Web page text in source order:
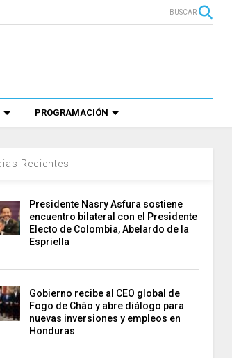
BUSCAR
PROGRAMACIÓN
Recientes
Presidente Nasry Asfura sostiene
encuentro bilateral con el Presidente
Electo de Colombia, Abelardo de la
Espriella
Gobierno recibe al CEO global de
Fogo de Chão y abre diálogo para
nuevas inversiones y empleos en
Honduras